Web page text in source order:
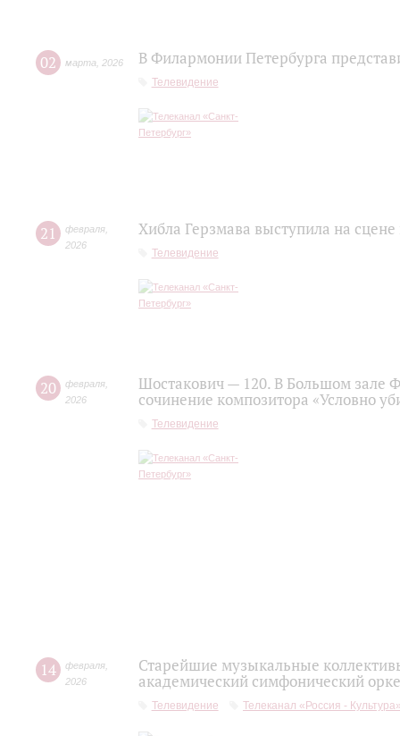
02 марта 2026 В Филармонии Петербурга
Телевидение
21 февраля
2026
Хибла Герзмава выступила на
Телевидение
20 февраля
2026
Шостакович — 120. В Большом зале
сочинение композитора «Условно
Телевидение
14 февраля
2026
Старейшие музыкальные
академический симфонический
Телевидение Телеканал «Россия -